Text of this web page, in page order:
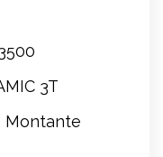
3T
Montante